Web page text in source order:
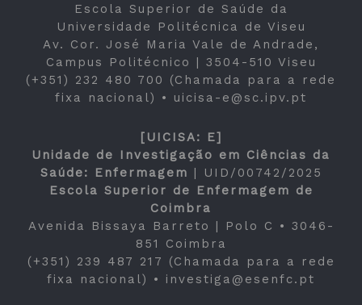
Escola Superior de Saúde da
Universidade Politécnica de Viseu
Av. Cor. José Maria Vale de Andrade,
Campus Politécnico | 3504-510 Viseu
(+351) 232 480 700 (Chamada para a rede
fixa nacional) • uicisa-e@sc.ipv.pt
[UICISA: E]
Unidade de Investigação em Ciências da
Saúde: Enfermagem |
UID/00742/2025
Escola Superior de Enfermagem de
Coimbra
Avenida Bissaya Barreto | Polo C • 3046-
851 Coimbra
(+351) 239 487 217 (Chamada para a rede
fixa nacional) • investiga@esenfc.pt